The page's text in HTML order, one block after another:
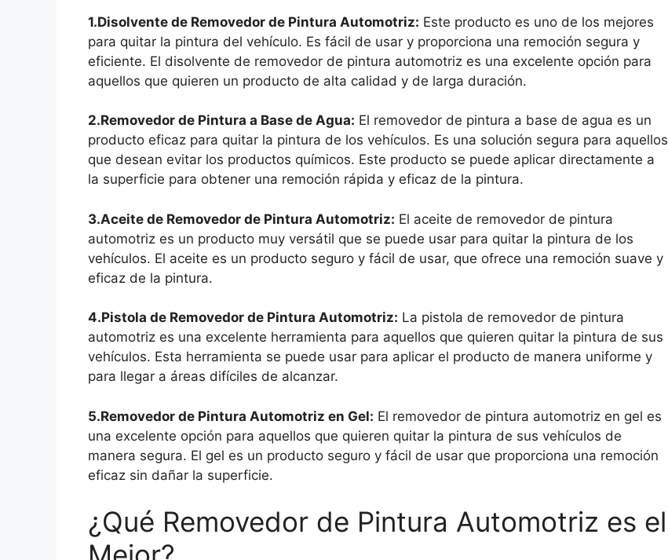
1.Disolvente de Removedor de Pintura Automotriz: Este producto es uno de los mejores
para quitar la pintura del vehículo. Es fácil de usar y proporciona una remoción segura y
eficiente. El disolvente de removedor de pintura automotriz es una excelente opción para
aquellos que quieren un producto de alta calidad y de larga duración.
2.Removedor de Pintura a Base de Agua: El removedor de pintura a base de agua es un
producto eficaz para quitar la pintura de los vehículos. Es una solución segura para aquellos
que desean evitar los productos químicos. Este producto se puede aplicar directamente a
la superficie para obtener una remoción rápida y eficaz de la pintura.
3.Aceite de Removedor de Pintura Automotriz: El aceite de removedor de pintura
automotriz es un producto muy versátil que se puede usar para quitar la pintura de los
vehículos. El aceite es un producto seguro y fácil de usar, que ofrece una remoción suave y
eficaz de la pintura.
4.Pistola de Removedor de Pintura Automotriz: La pistola de removedor de pintura
automotriz es una excelente herramienta para aquellos que quieren quitar la pintura de sus
vehículos. Esta herramienta se puede usar para aplicar el producto de manera uniforme y
para llegar a áreas difíciles de alcanzar.
5.Removedor de Pintura Automotriz en Gel: El removedor de pintura automotriz en gel es
una excelente opción para aquellos que quieren quitar la pintura de sus vehículos de
manera segura. El gel es un producto seguro y fácil de usar que proporciona una remoción
eficaz sin dañar la superficie.
¿Qué Removedor de Pintura Automotriz es el